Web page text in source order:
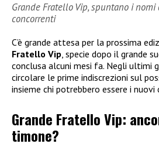
Grande Fratello Vip, spuntano i
concorrenti
C’è grande attesa per la prossima
Fratello Vip, specie dopo il grande
conclusa alcuni mesi fa. Negli ultimi
circolare le prime indiscrezioni sul
insieme chi potrebbero essere i nuovi
Grande Fratello Vip:
timone?